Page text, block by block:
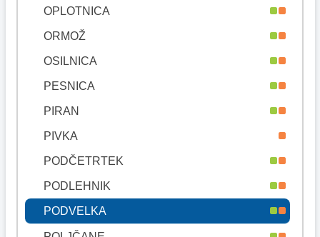
OPLOTNICA
ORMOŽ
OSILNICA
PESNICA
PIRAN
PIVKA
PODČETRTEK
PODLEHNIK
PODVELKA